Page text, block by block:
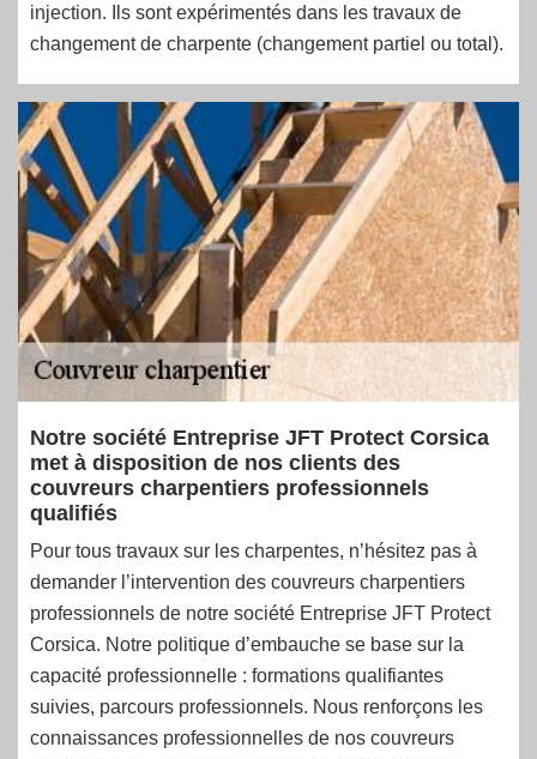
injection. Ils sont expérimentés dans les travaux de
changement de charpente (changement partiel ou total).
Notre société Entreprise JFT Protect Corsica
met à disposition de nos clients des
couvreurs charpentiers professionnels
qualifiés
Pour tous travaux sur les charpentes, n’hésitez pas à
demander l’intervention des couvreurs charpentiers
professionnels de notre société Entreprise JFT Protect
Corsica. Notre politique d’embauche se base sur la
capacité professionnelle : formations qualifiantes
suivies, parcours professionnels. Nous renforçons les
connaissances professionnelles de nos couvreurs